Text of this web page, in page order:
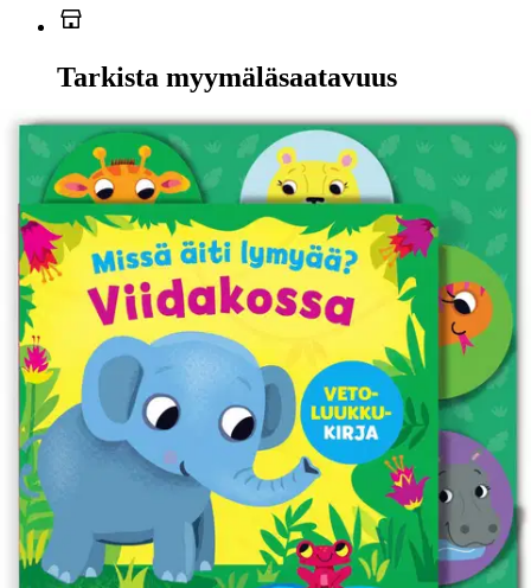
Tarkista myymäläsaatavuus
Ei saatavilla
Tuotekuvaus
Viidakossa on kaikenlaisia eläimiä. Pieni elefantti törmää leijonaan,
apinaan, Papukaijaan, virtahepoon ja moneen muuhun eläimeeen
ennen kuin äiti vihdoin löytyy. Kirjassa on hauskat vetoläpät!
Ominaisuudet